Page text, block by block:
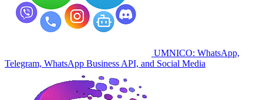
UMNICO: WhatsApp,
Telegram, WhatsApp Business API, and Social Media